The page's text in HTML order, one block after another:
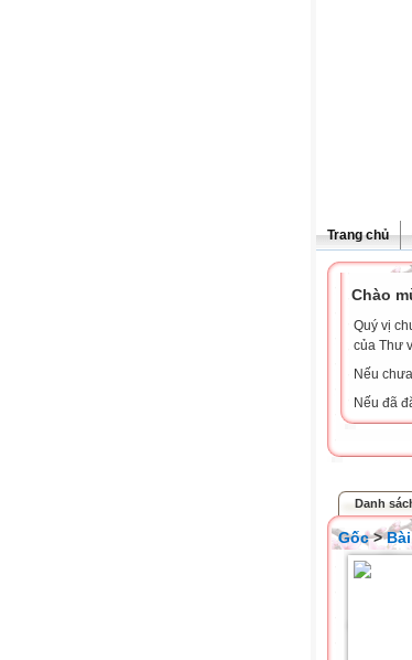
Trang chủ
Chào
Quý vị
của Thư
Nếu
Nếu đã
Danh
Gốc>